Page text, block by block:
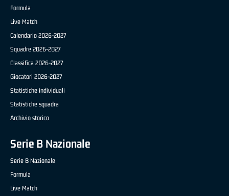
Formula
Live Match
Calendario 2026-2027
Squadre 2026-2027
Classifica 2026-2027
Giocatori 2026-2027
Statistiche individuali
Statistiche squadra
Archivio storico
Serie B Nazionale
Serie B Nazionale
Formula
Live Match